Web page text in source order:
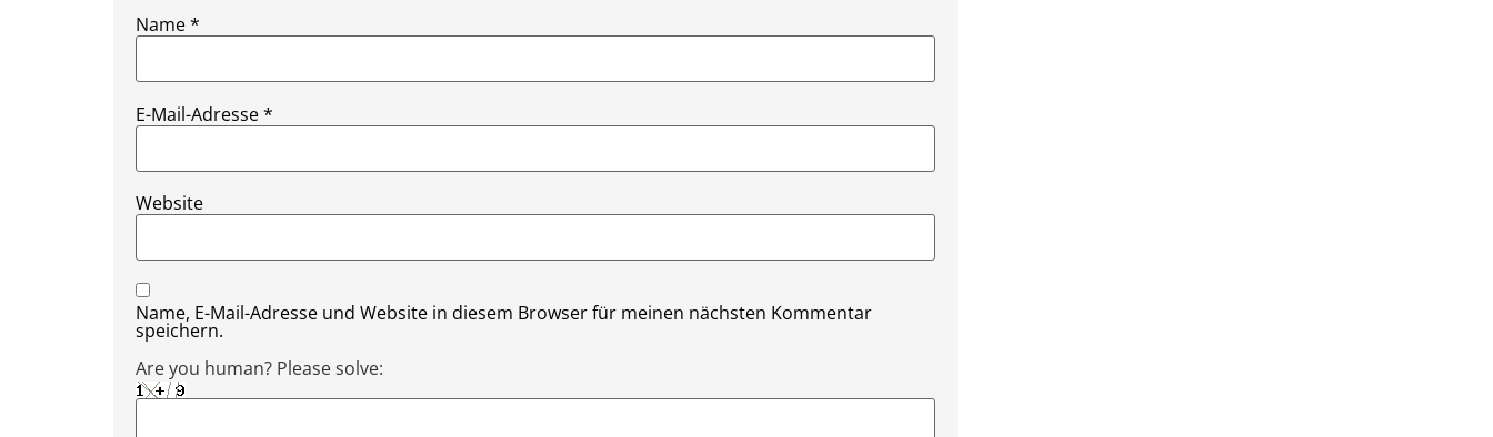
Name*
E-Mail-Adresse*
Website
Name, E-Mail-Adresse und Website in diesem Browser für meinen nächsten Kommentar
speichern.
Are you human? Please solve: